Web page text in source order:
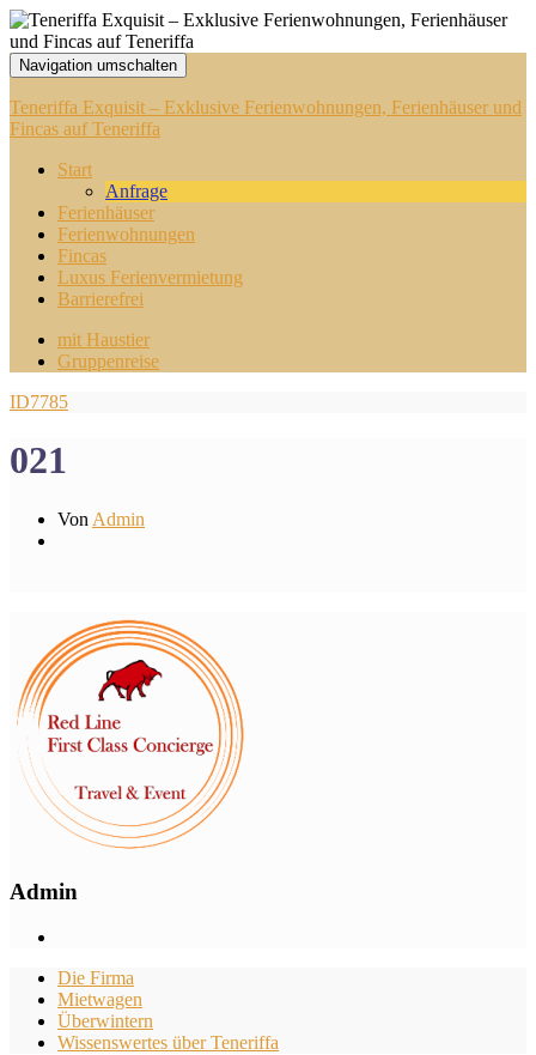
Navigation umschalten
Teneriffa Exquisit – Exklusive Ferienwohnungen, Ferienhäuser und
Fincas auf Teneriffa
Start
Anfrage
Ferienhäuser
Ferienwohnungen
Fincas
Luxus Ferienvermietung
Barrierefrei
mit Haustier
Gruppenreise
ID7785
021
Von Admin
Admin
Die Firma
Mietwagen
Überwintern
Wissenswertes über Teneriffa